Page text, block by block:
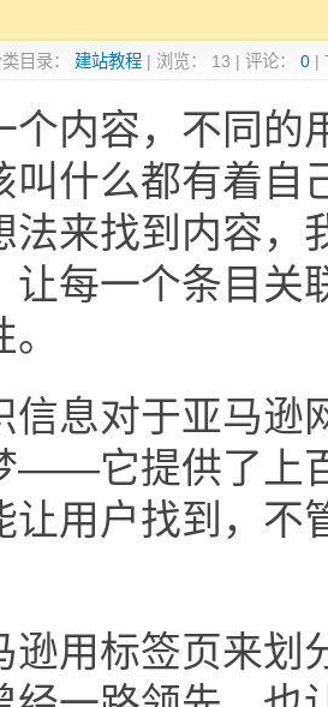
目录： 建站教程 | 浏览： 13 | 评论： 0 |
个内容，不同的
叫什么都有着自
法来找到内容，
让每一个条目关
信息对于亚马逊
——它提供了上
让用户找到，不
逊用标签页来划